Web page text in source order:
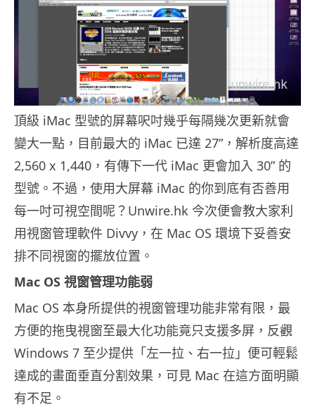
頂級 iMac 型號的屏幕呎吋幾乎每隔幾次更新就會
變大一點，目前最大的 iMac 已達 27”，解析度高達
2,560 x 1,440，有傳下一代 iMac 更會加入 30” 的
型號。不過，使用大屏幕 iMac 的你到底有否善用
每一吋可視空間呢？Unwire.hk 今次便會教大家利
用視窗管理軟件 Divvy，在 Mac OS 環境下妥善安
排不同視窗的擺放位置。
Mac OS 視窗管理功能弱
Mac OS 本身所提供的視窗管理功能非常有限，最
方便的拖曳視窗至最大化功能竟只支援多屏，反觀
Windows 7 至少提供「左一拉、右一拉」便可輕鬆
達成的畫面垂直分割效果，可見 Mac 在這方面明顯
有不足。